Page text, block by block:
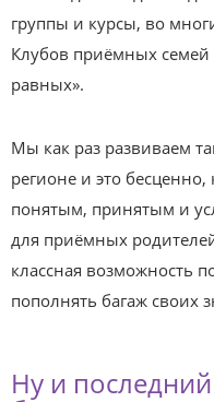
группы и курсы, во
Клубов приёмных
равных».
Мы как раз развиваем
регионе и это
понятым, принятым и
для приёмных
классная возможность
пополнять багаж своих
Ну и